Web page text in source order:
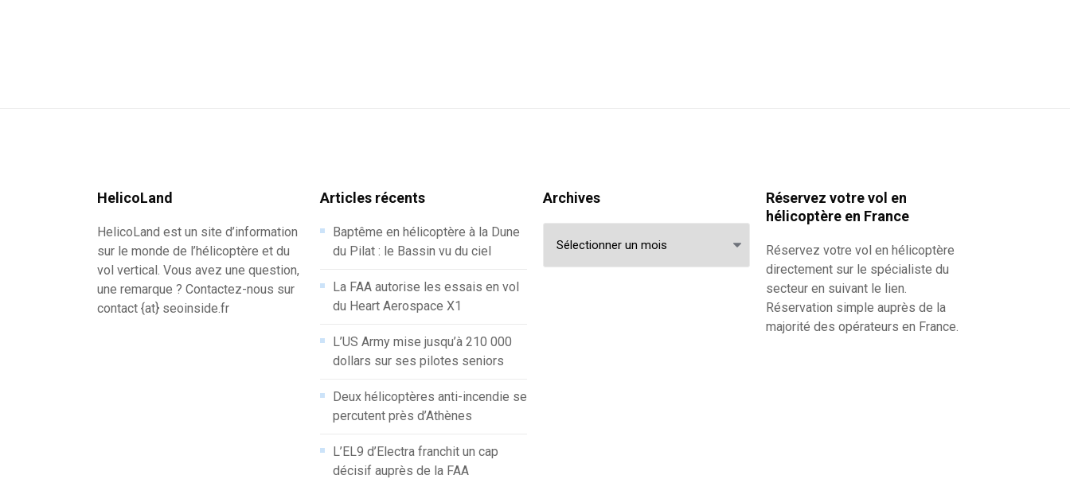
HelicoLand
HelicoLand est un site d’information
sur le monde de l’hélicoptère et du
vol vertical. Vous avez une question,
une remarque ? Contactez-nous sur
contact {at} seoinside.fr
Articles récents
Baptême en hélicoptère à la Dune
du Pilat : le Bassin vu du ciel
La FAA autorise les essais en vol
du Heart Aerospace X1
L’US Army mise jusqu’à 210 000
dollars sur ses pilotes seniors
Deux hélicoptères anti-incendie se
percutent près d’Athènes
L’EL9 d’Electra franchit un cap
décisif auprès de la FAA
Archives
Réservez votre vol en
hélicoptère en France
Réservez votre vol en hélicoptère
directement sur le spécialiste du
secteur en suivant le lien.
Réservation simple auprès de la
majorité des opérateurs en France.